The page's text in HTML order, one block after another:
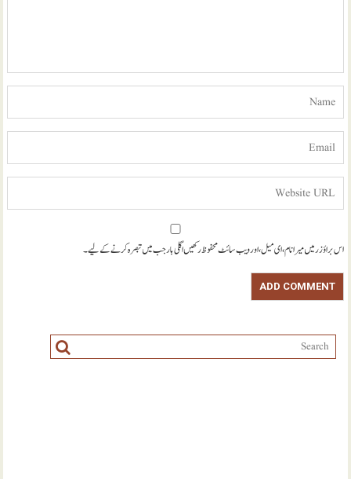
اس براؤزر میں میرا نام، ای میل، اور ویب سائٹ محفوظ رکھیں اگلی بار جب میں تبصرہ کرنے کےلیے۔